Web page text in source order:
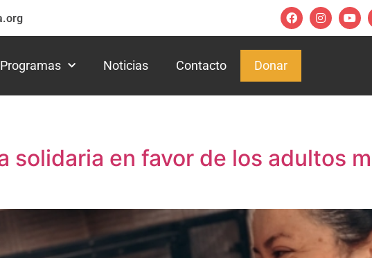
Programas Noticias Contacto Donar
solidaria en favor de los adultos